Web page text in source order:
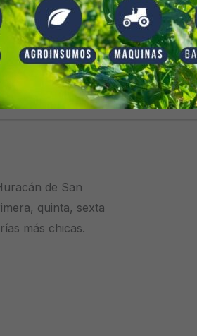
de San
quinta, sexta
más chicas. Los
quinta ganó 4 a
de San
quinta, sexta
más chicas.